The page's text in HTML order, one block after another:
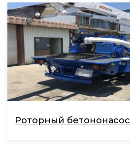
Роторный бетононасос